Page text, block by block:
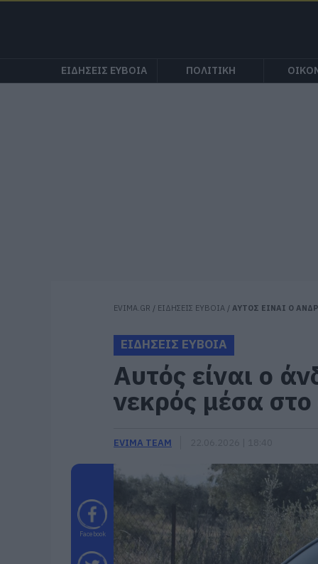
ΕΙΔΗΣΕΙΣ ΕΥΒΟΙΑ ΠΟΛΙΤΙΚΗ
EVIMA.GR / ΕΙΔΗΣΕΙΣ ΕΥΒΟΙΑ / ΑΥΤΟΣ ΕΙΝΑΙ Ο
ΕΙΔΗΣΕΙΣ ΕΥΒΟΙΑ
Αυτός είναι ο
νεκρός μέσα στο
EVIMA TEAM
Facebook